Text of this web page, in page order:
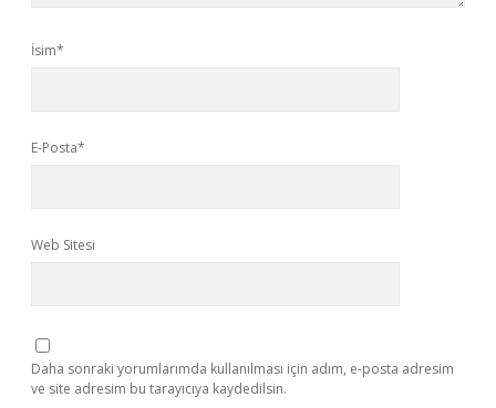
İsim*
E-Posta*
Web Sitesi
Daha sonraki yorumlarımda kullanılması için adım, e-posta adresim
ve site adresim bu tarayıcıya kaydedilsin.